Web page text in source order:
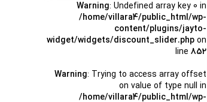
Warning: Undefined array key 0 in
/home/villara4/public_html/wp-
content/plugins/jayto-
widget/widgets/discount_slider.php on
line852
Warning: Trying to access array offset
on value of type null in
/home/villara4/public_html/wp-